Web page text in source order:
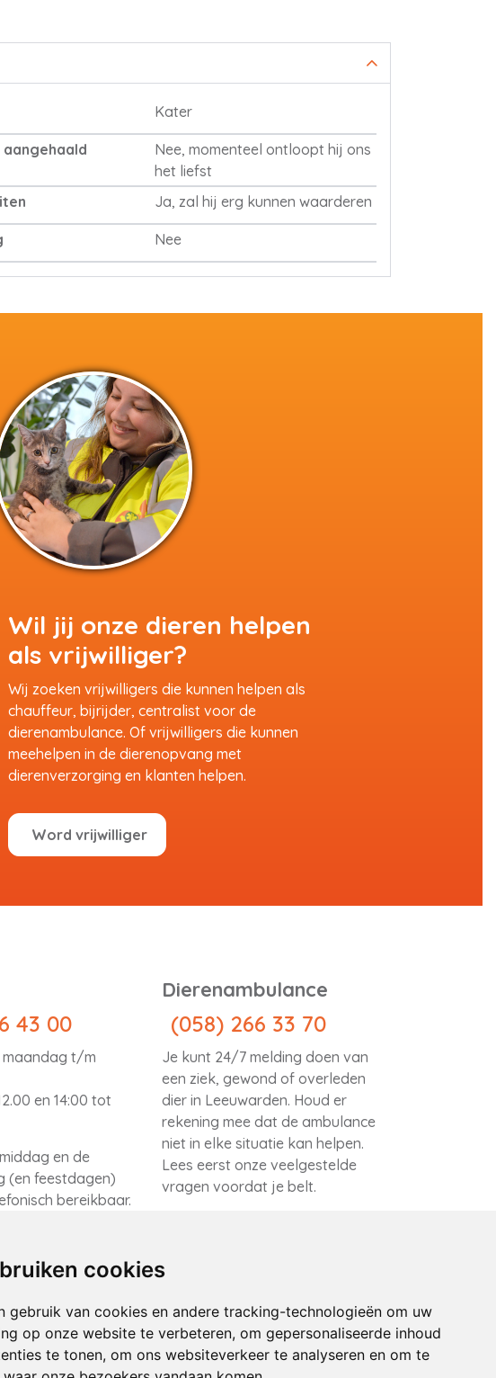
cookies
gebruik van cookies en andere tracking-technologieën om uw
op onze website te verbeteren, om gepersonaliseerde inhoud
te tonen, om ons websiteverkeer te analyseren en om te
Kater
Nee, momenteel ontloopt hij ons
het liefst
Ja, zal hij erg kunnen waarderen
Nee
Wil jij onze dieren helpen
als vrijwilliger?
Wij zoeken vrijwilligers die kunnen helpen als
chauffeur, bijrijder, centralist voor de
dierenambulance. Of vrijwilligers die kunnen
meehelpen in de dierenopvang met
dierenverzorging en klanten helpen.
Word vrijwilliger
43 00
maandag t/m
en 14:00 tot
en de
(en feestdagen)
bereikbaar.
Dierenambulance
(058) 266 33 70
Je kunt 24/7 melding doen van
een ziek, gewond of overleden
dier in Leeuwarden. Houd er
rekening mee dat de ambulance
niet in elke situatie kan helpen.
Lees eerst onze veelgestelde
vragen voordat je belt.